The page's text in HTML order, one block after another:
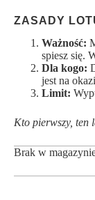
ZASADY
Ważność:
spiesz się.
Dla kogo:
jest na
Limit:
Kto pierwszy, ten
Brak w